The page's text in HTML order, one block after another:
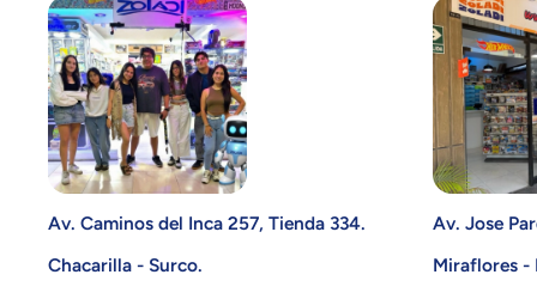
Av. Caminos del Inca 257, Tienda 334.
Chacarilla - Surco.
Av. Jose
Miraflores -